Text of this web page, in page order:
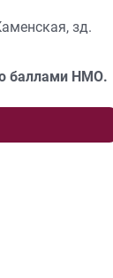
зд.
баллами НМО.